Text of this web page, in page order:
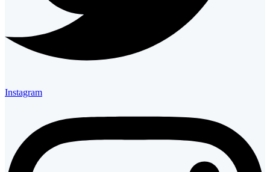
Instagram